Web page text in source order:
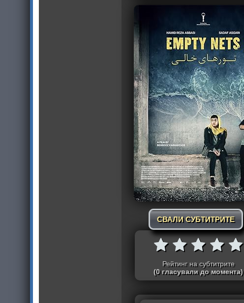
СВАЛИ СУБТИТРИТЕ
Рейтинг на субтитрите
(0 гласували до момента)